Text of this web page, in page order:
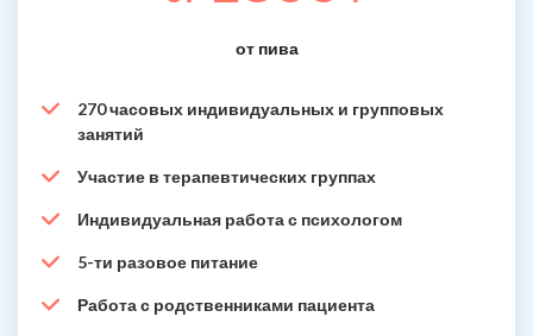
от пива
270 часовых индивидуальных и групповых
занятий
Участие в терапевтических группах
Индивидуальная работа с психологом
5-ти разовое питание
Работа с родственниками пациента